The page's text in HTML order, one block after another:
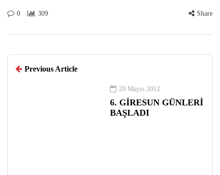
0 309 Share
Previous Article
20 Mayıs 2012
6. GİRESUN GÜNLERİ
BAŞLADI